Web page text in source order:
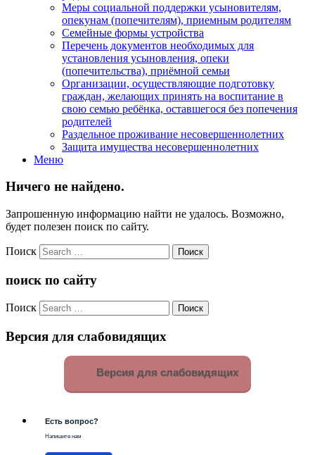
Меры социальной поддержки усыновителям,
опекунам (попечителям), приемным родителям
Семейные формы устройства
Перечень документов необходимых для
установления усыновления, опеки
(попечительства), приёмной семьи
Организации, осуществляющие подготовку
граждан, желающих принять на воспитание в
свою семью ребёнка, оставшегося без попечения
родителей
Раздельное проживание несовершеннолетних
Защита имущества несовершеннолетних
Меню
Ничего не найдено.
Запрошенную информацию найти не удалось. Возможно,
будет полезен поиск по сайту.
Поиск
поиск по сайту
Поиск
Версия для слабовидящих
Версия для слабовидящих
Есть вопрос?
Напишите нам